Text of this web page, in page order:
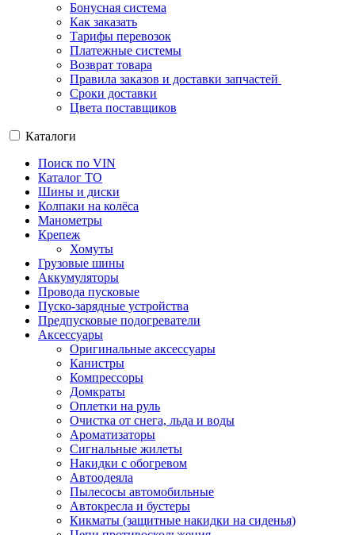
Бонусная система
Как заказать
Тарифы перевозок
Платежные системы
Возврат товара
Правила заказов и доставки запчастей
Сроки доставки
Цвета поставщиков
Каталоги
Поиск по VIN
Каталог ТО
Шины и диски
Колпаки на колёса
Манометры
Крепеж
Хомуты
Грузовые шины
Аккумуляторы
Провода пусковые
Пуско-зарядные устройства
Предпусковые подогреватели
Аксессуары
Оригинальные аксессуары
Канистры
Компрессоры
Домкраты
Оплетки на руль
Очистка от снега, льда и воды
Ароматизаторы
Сигнальные жилеты
Накидки с обогревом
Автоодеяла
Пылесосы автомобильные
Автокресла и бустеры
Кикматы (защитные накидки на сиденья)